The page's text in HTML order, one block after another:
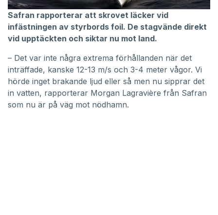
Safran rapporterar att skrovet läcker vid
infästningen av styrbords foil. De stagvände direkt
vid upptäckten och siktar nu mot land.
– Det var inte några extrema förhållanden när det
inträffade, kanske 12-13 m/s och 3-4 meter vågor. Vi
hörde inget brakande ljud eller så men nu sipprar det
in vatten, rapporterar Morgan Lagravière från Safran
som nu är på väg mot nödhamn.